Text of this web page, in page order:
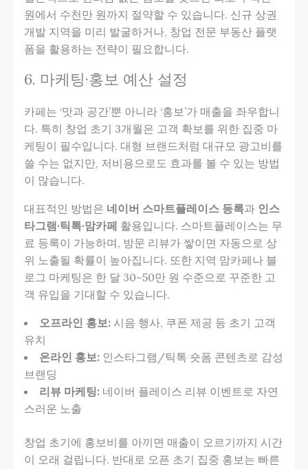
원에서 수천만 원까지 절약할 수 있습니다. 신규 상권
개발 지역을 미리 발굴하거나, 창업 전문 부동산 플랫
폼을 활용하는 전략이 필요합니다.
6. 마케팅·홍보 예산 설정
카페는 ‘맛과 공간’뿐 아니라 ‘홍보’가 매출을 좌우합니
다. 특히 창업 초기 3개월은 고객 확보를 위한 집중 마
케팅이 필수입니다. 대형 브랜드처럼 대규모 광고비를
쓸 수는 없지만, 저비용으로도 효과를 볼 수 있는 방법
이 많습니다.
대표적인 방법은 네이버 스마트플레이스 등록과 인스
타그램·틱톡·맘카페 활용입니다. 스마트플레이스는 무
료 등록이 가능하며, 방문 리뷰가 쌓이면 자동으로 상
위 노출될 확률이 높아집니다. 또한 지역 맘카페나 블
로그 마케팅은 한 달 30~50만 원 수준으로 꾸준한 고
객 유입을 기대할 수 있습니다.
오프라인 홍보:시음 행사, 쿠폰 제공 등 초기 고객
유치
온라인 홍보:인스타그램/틱톡 숏폼 콘텐츠로 감성
브랜딩
리뷰 마케팅:네이버 플레이스 리뷰 이벤트로 자연
스러운 노출
창업 초기에 홍보비를 아끼면 매출이 오르기까지 시간
이 오래 걸립니다. 반대로 오픈 초기 집중 홍보는 빠른